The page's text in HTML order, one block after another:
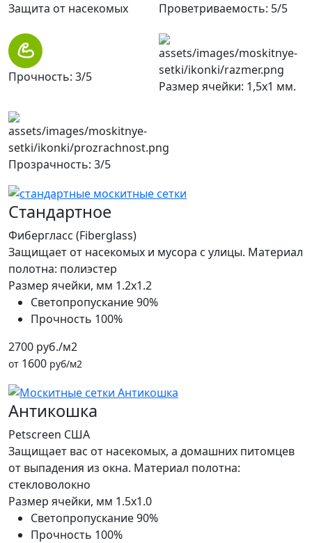
Защита от насекомых Проветриваемость: 5/5
Прочность: 3/5
Размер ячейки: 1,5х1 мм.
Прозрачность: 3/5
Стандартное
Фибергласс (Fiberglass)
Защищает от насекомых и мусора с улицы. Материал
полотна: полиэстер
Размер ячейки, мм 1.2x1.2
Светопропускание90%
Прочность 100%
2700 руб./м2
от 1600 руб/м2
Антикошка
Petscreen США
Защищает вас от насекомых, а домашних питомцев
от выпадения из окна. Материал полотна:
стекловолокно
Размер ячейки, мм 1.5x1.0
Светопропускание90%
Прочность 100%